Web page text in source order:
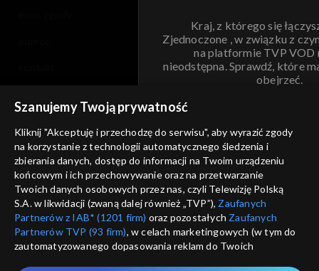
Kraj, z którego się
Zjednoczone , w związku z
na platformie TVP VOD
nieodstępna. Sprawdź, które
obejrzeć.
ANULUJ
informacje o dostawcy usług
Szanujemy Twoją prywatność
Kliknij "Akceptuję i przechodzę do serwisu", aby wyrazić zgody
na korzystanie z technologii automatycznego śledzenia i
zbierania danych, dostęp do informacji na Twoim urządzeniu
końcowym i ich przechowywanie oraz na przetwarzanie
Twoich danych osobowych przez nas, czyli Telewizję Polską
S.A. w likwidacji (zwaną dalej również „TVP”), Zaufanych
Partnerów z IAB* (1201 firm) oraz pozostałych Zaufanych
Partnerów TVP (93 firm), w celach marketingowych (w tym do
zautomatyzowanego dopasowania reklam do Twoich